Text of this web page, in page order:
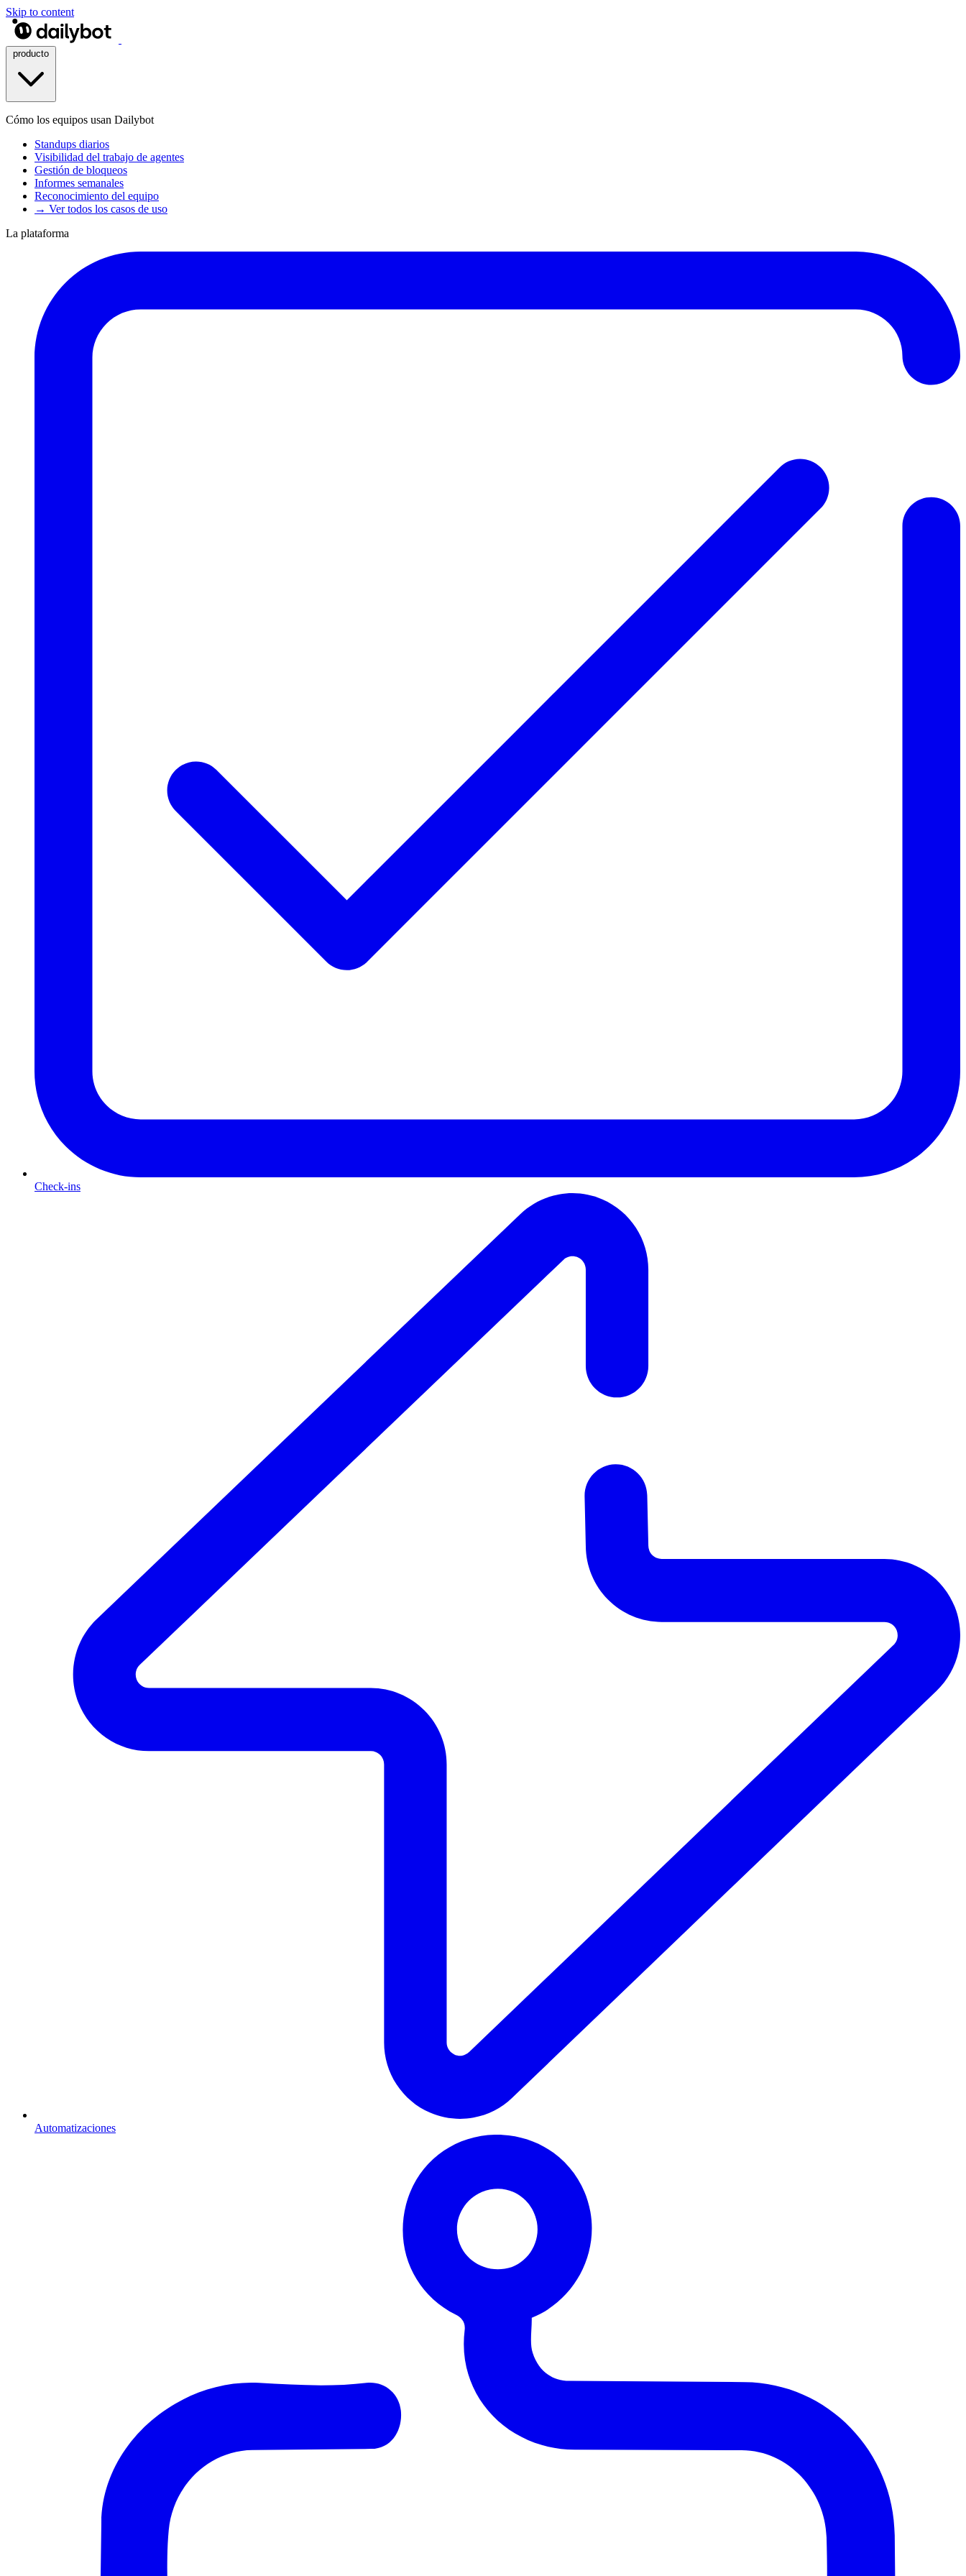
Skip to content
Cómo los equipos usan Dailybot
Standups diarios
Visibilidad del trabajo de agentes
Gestión de bloqueos
Informes semanales
Reconocimiento del equipo
→ Ver todos los casos de uso
La plataforma
Check-ins
Automatizaciones